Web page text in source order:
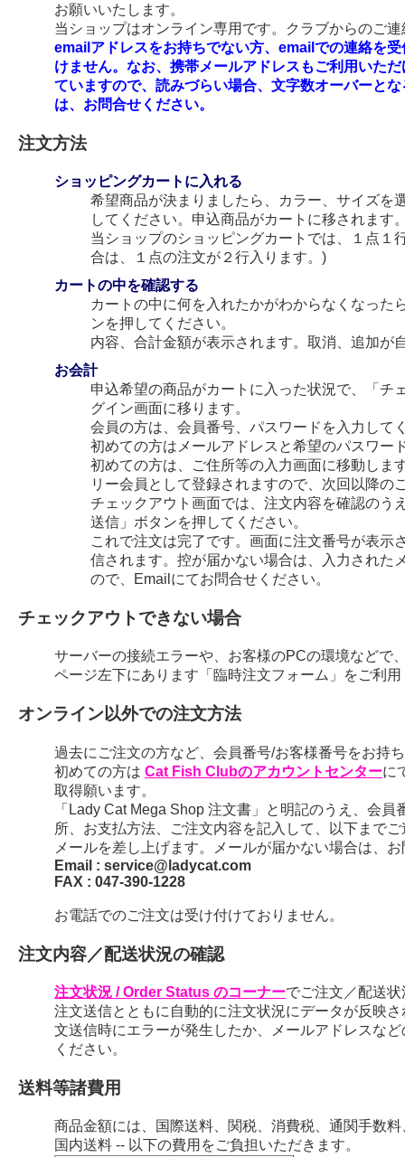
お願いいたします。
当ショップはオンライン専用です。クラブからのご
emailアドレスをお持ちでない方、emailでの連絡を
けません。なお、携帯メールアドレスもご利用いた
ていますので、読みづらい場合、文字数オーバーと
は、お問合せください。
注文方法
ショッピングカートに入れる
希望商品が決まりましたら、カラー、サイズを
してください。申込商品がカートに移されます
当ショップのショッピングカートでは、１点１
合は、１点の注文が２行入ります。)
カートの中を確認する
カートの中に何を入れたかがわからなくなった
ンを押してください。
内容、合計金額が表示されます。取消、追加が
お会計
申込希望の商品がカートに入った状況で、「チ
グイン画面に移ります。
会員の方は、会員番号、パスワードを入力して
初めての方はメールアドレスと希望のパスワー
初めての方は、ご住所等の入力画面に移動しま
リー会員として登録されますので、次回以降の
チェックアウト画面では、注文内容を確認のう
送信」ボタンを押してください。
これで注文は完了です。画面に注文番号が表
信されます。控が届かない場合は、入力された
ので、Emailにてお問合せください。
チェックアウトできない場合
サーバーの接続エラーや、お客様のPCの環境などで
ページ左下にあります「臨時注文フォーム」をご利
オンライン以外での注文方法
過去にご注文の方など、会員番号/お客様番号をお持
初めての方は Cat Fish Clubのアカウントセンターに
取得願います。
「Lady Cat Mega Shop 注文書」と明記のうえ、会
所、お支払方法、ご注文内容を記入して、以下まで
メールを差し上げます。メールが届かない場合は、
Email : service@ladycat.com
FAX : 047-390-1228
お電話でのご注文は受け付けておりません。
注文内容／配送状況の確認
注文状況 / Order Status のコーナーでご注文／配送
注文送信とともに自動的に注文状況にデータが反映
文送信時にエラーが発生したか、メールアドレスな
ください。
送料等諸費用
商品金額には、国際送料、関税、消費税、通関手数
国内送料 -- 以下の費用をご負担いただきます。